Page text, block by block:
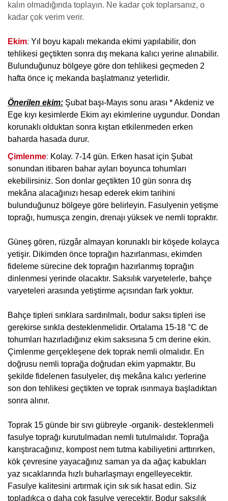
kalın olmadığında toplayın. Ne kadar çok toplarsanız, o
kadar çok verim verir.
Ekim: Yıl boyu kapalı mekanda ekimi yapılabilir, don
tehlikesi geçtikten sonra dış mekana kalıcı yerine alınabilir.
Bulunduğunuz bölgeye göre don tehlikesi geçmeden 2
hafta önce iç mekanda başlatmanız yeterlidir.
Önerilen ekim: Şubat başı-Mayıs sonu arası * Akdeniz ve
Ege kıyı kesimlerde Ekim ayı ekimlerine uygundur. Dondan
korunaklı olduktan sonra kıştan etkilenmeden erken
baharda hasada durur.
Çimlenme: Kolay. 7-14 gün. Erken hasat için Şubat
sonundan itibaren bahar ayları boyunca tohumları
ekebilirsiniz. Son donlar geçtikten 10 gün sonra dış
mekâna alacağınızı hesap ederek ekim tarihini
bulunduğunuz bölgeye göre belirleyin. Fasulyenin yetişme
toprağı, humusça zengin, drenajı yüksek ve nemli topraktır.
Güneş gören, rüzgâr almayan korunaklı bir köşede kolayca
yetişir. Dikimden önce toprağın hazırlanması, ekimden
fideleme sürecine dek toprağın hazırlanmış toprağın
dinlenmesi yerinde olacaktır. Saksılık varyetelerle, bahçe
varyeteleri arasında yetiştirme açısından fark yoktur.
Bahçe tipleri sırıklara sardırılmalı, bodur saksı tipleri ise
gerekirse sırıkla desteklenmelidir. Ortalama 15-18 °C de
tohumları hazırladığınız ekim saksısına 5 cm derine ekin.
Çimlenme gerçekleşene dek toprak nemli olmalıdır. En
doğrusu nemli toprağa doğrudan ekim yapmaktır. Bu
şekilde fidelenen fasulyeler, dış mekâna kalıcı yerlerine
son don tehlikesi geçtikten ve toprak ısınmaya başladıktan
sonra alınır.
Toprak 15 günde bir sıvı gübreyle -organik- desteklenmeli
fasulye toprağı kurutulmadan nemli tutulmalıdır. Toprağa
karıştıracağınız, kompost nem tutma kabiliyetini arttırırken,
kök çevresine yayacağınız saman ya da ağaç kabukları
yaz sıcaklarında hızlı buharlaşmayı engelleyecektir.
Fasulye kalitesini artırmak için sık sık hasat edin. Siz
topladıkça o daha çok fasulye verecektir. Bodur saksılık